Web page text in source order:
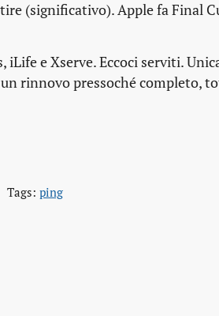
(significativo). Apple fa Final
iLife e Xserve. Eccoci serviti.
rinnovo pressoché completo,
Tags: ping